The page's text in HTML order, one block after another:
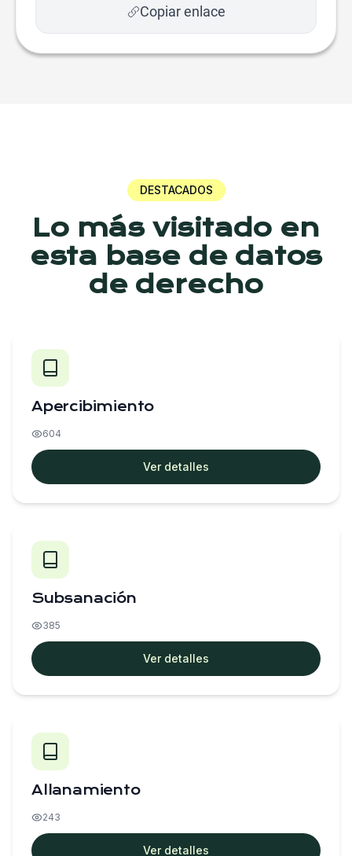
Copiar enlace
DESTACADOS
Lo más visitado en
esta base de datos
de derecho
Apercibimiento
604
Ver detalles
Subsanación
385
Ver detalles
Allanamiento
243
Ver detalles